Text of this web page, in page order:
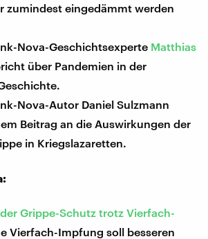
zumindest eingedämmt werden
Nova-Geschichtsexperte Matthias
über Pandemien in der
Nova-Autor Daniel Sulzmann
Beitrag an die Auswirkungen der
in Kriegslazaretten.
Grippe-Schutz trotz Vierfach-
Vierfach-Impfung soll besseren